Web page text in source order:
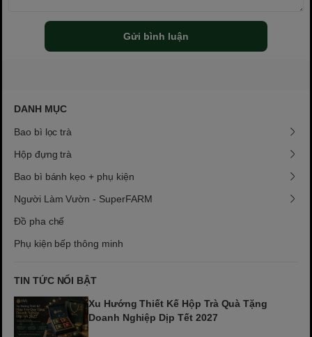
Gửi bình luận
DANH MỤC
Bao bì lọc trà
Hộp đựng trà
Bao bì bánh kẹo + phụ kiện
Người Làm Vườn - SuperFARM
Đồ pha chế
Phụ kiện bếp thông minh
TIN TỨC NỔI BẬT
Xu Hướng Thiết Kế Hộp Trà Quà Tặng
Doanh Nghiệp Dịp Tết 2027